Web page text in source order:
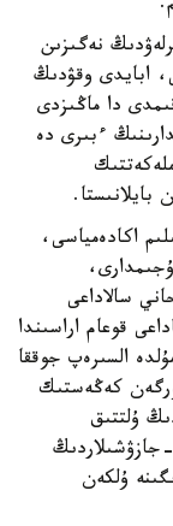
نەگىزىن
ابايدى وقۋدىڭ
دا ماڭىزدى
ءبىرى دە
بايلانىستا.
اكادەمياسى،
سالاداعى
قوعام اراسىندا
السىرەپ جوققا
كەڭەستىك
ۇلتتىق
جازۋشىلاردىڭ
ۇلكەن